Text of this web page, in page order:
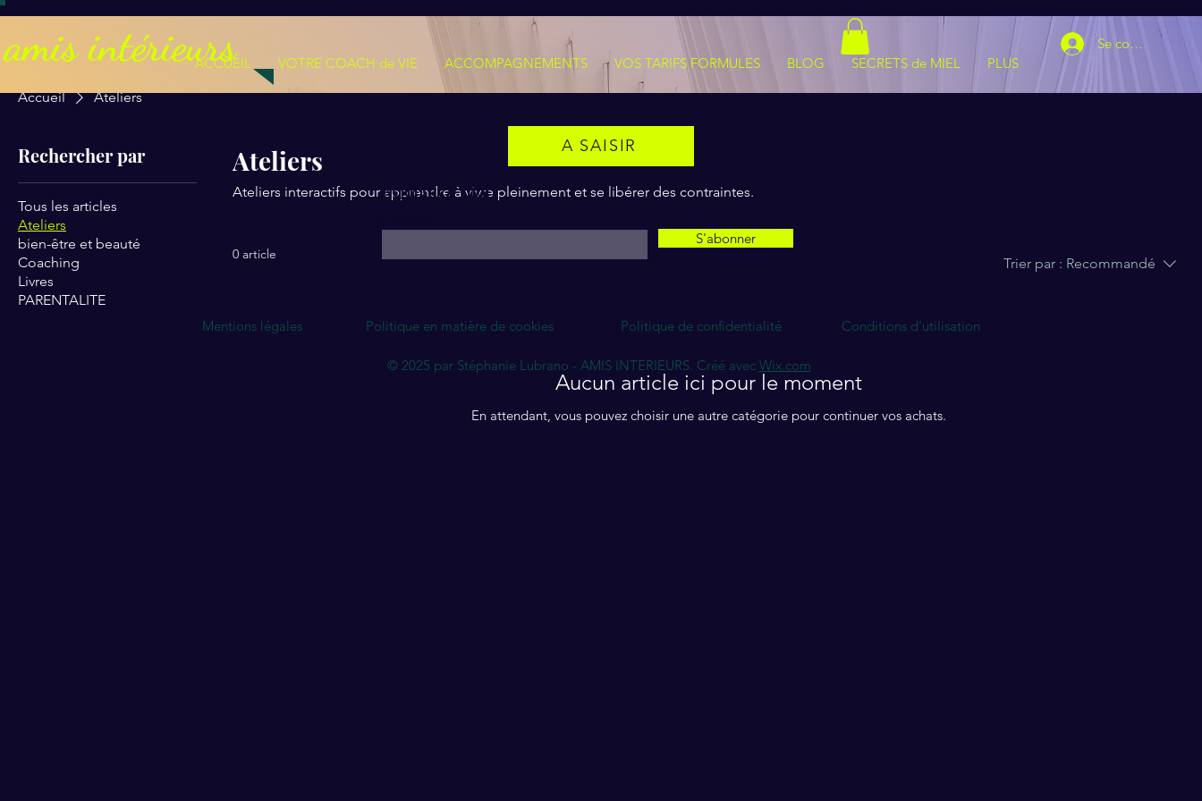
amis intérieurs
Se connecter
ACCUEIL
VOTRE COACH de VIE ACCOMPAGNEMENTS VOS TARIFS FORMULES BLOG SECRETS de MIEL
PLUS
Accueil
Ateliers
Rechercher par
Tous les articles
Ateliers
bien-être et beauté
Coaching
Livres
PARENTALITE
Ateliers
Ateliers interactifs pour apprendre à vivre pleinement et se libérer des contraintes.
0 article
Trier par : Recommandé
Aucun article ici pour le moment
En attendant, vous pouvez choisir une autre catégorie pour continuer vos achats.
A SAISIR
Rejoignez-moi !
S'abonner
Mentions légales Politique en matière de cookies Politique de confidentialité Conditions d'utilisation
© 2025 par Stéphanie Lubrano - AMIS INTERIEURS. Créé avec Wix.com